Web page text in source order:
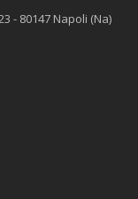
- 80147 Napoli (Na)